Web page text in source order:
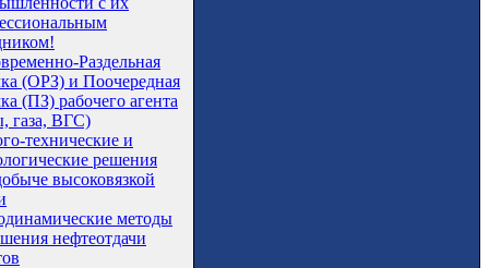
Раздельная
(ОРЗ) и Поочередная
(ПЗ) рабочего агента
газа, ВГС)
технические и
решения
высоковязкой
методы
нефтеотдачи